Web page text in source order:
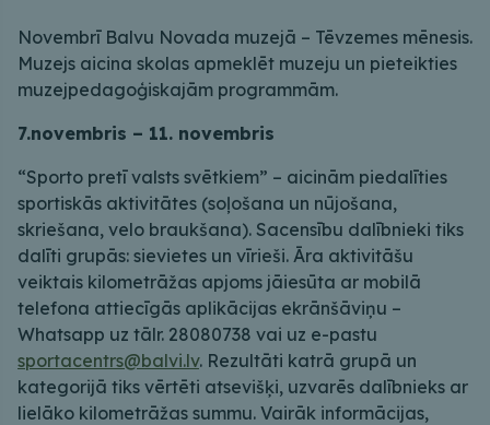
Novembrī Balvu Novada muzejā – Tēvzemes mēnesis.
Muzejs aicina skolas apmeklēt muzeju un pieteikties
muzejpedagoģiskajām programmām.
7.novembris – 11. novembris
“Sporto pretī valsts svētkiem” – aicinām piedalīties
sportiskās aktivitātes (soļošana un nūjošana,
skriešana, velo braukšana). Sacensību dalībnieki tiks
dalīti grupās: sievietes un vīrieši. Āra aktivitāšu
veiktais kilometrāžas apjoms jāiesūta ar mobilā
telefona attiecīgās aplikācijas ekrānšāviņu –
Whatsapp uz tālr. 28080738 vai uz e-pastu
sportacentrs@balvi.lv. Rezultāti katrā grupā un
kategorijā tiks vērtēti atsevišķi, uzvarēs dalībnieks ar
lielāko kilometrāžas summu. Vairāk informācijas,